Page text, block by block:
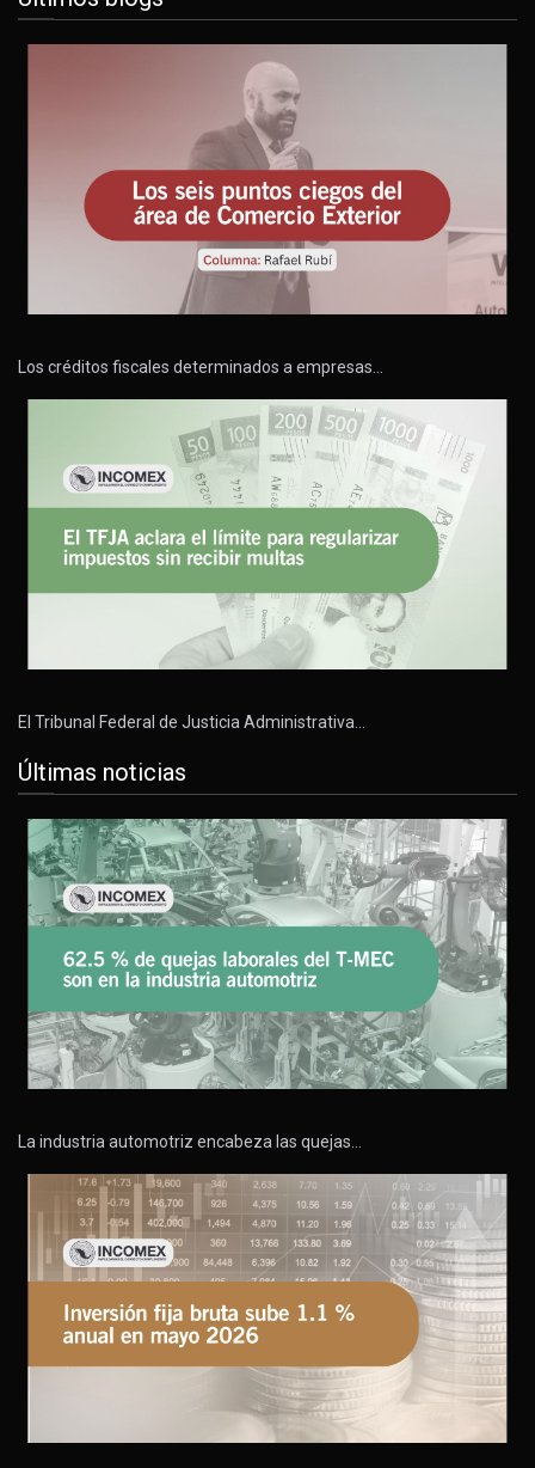
Los créditos fiscales determinados a empresas…
El Tribunal Federal de Justicia Administrativa…
Últimas noticias
La industria automotriz encabeza las quejas…